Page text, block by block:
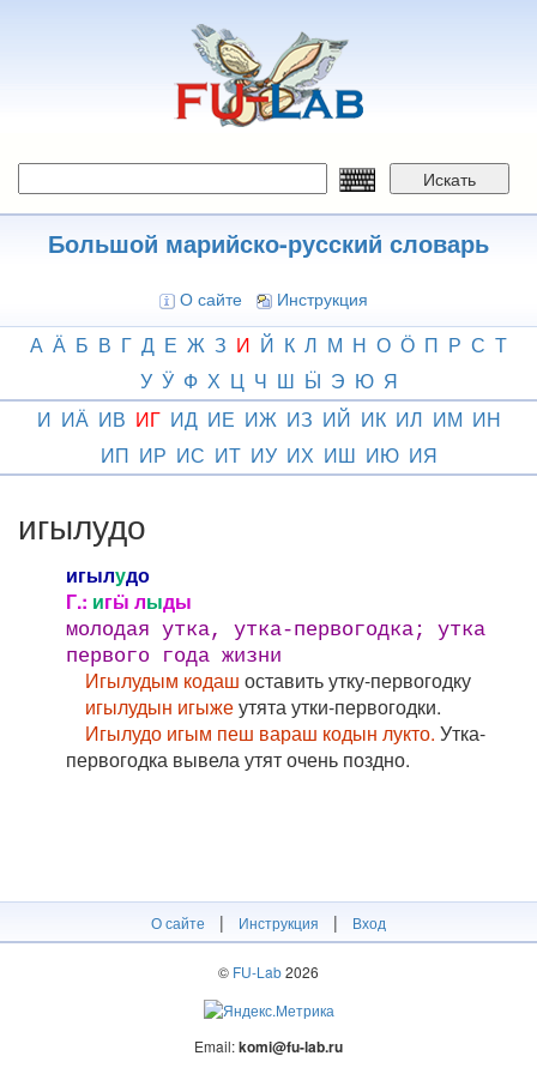
Искать
Большой марийско-русский словарь
О сайте Инструкция
А Ӓ Б В Г Д Е Ж З И Й К Л М Н О Ӧ П Р С Т
У Ӱ Ф Х Ц Ч Ш Ӹ Э Ю Я
И ИӒ ИВ ИГ ИД ИЕ ИЖ ИЗ ИЙ ИК ИЛ ИМ ИН
ИП ИР ИС ИТ ИУ ИХ ИШ ИЮ ИЯ
игылудо
игылудо
Г.: игӹ лыды
молодая утка, утка-первогодка; утка
первого года жизни
Игылудым кодаш оставить утку-первогодку
игылудын игыжеутята утки-первогодки.
Игылудо игым пеш вараш кодын лукто. Утка-
первогодка вывела утят очень поздно.
О сайте | Инструкция | Вход
© FU-Lab2026
Email:komi@fu-lab.ru